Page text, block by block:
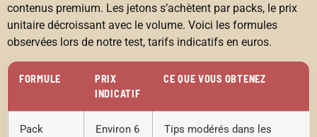
contenus premium. Les jetons s’achètent par packs, le prix
unitaire décroissant avec le volume. Voici les formules
observées lors de notre test, tarifs indicatifs en euros.
FORMULE
PRIX
INDICATIF
CE QUE VOUS OBTENEZ
Pack
Environ 6
Tips modérés dans les